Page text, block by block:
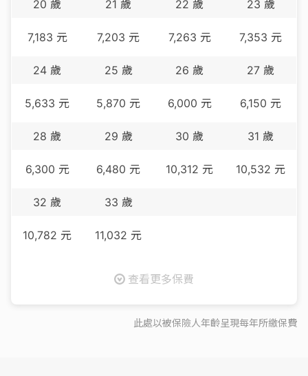
20 歲
7,183 元
21 歲
7,203 元
22 歲
7,263 元
23 歲
7,353 元
24 歲
5,633 元
25 歲
5,870 元
26 歲
6,000 元
27 歲
6,150 元
28 歲
6,300 元
29 歲
6,480 元
30 歲
10,312 元
31 歲
10,532 元
32 歲
10,782 元
33 歲
11,032 元
查看更多保費
此處以被保險人年齡呈現每年所繳保費